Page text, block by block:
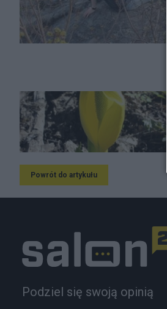
Powrót do artykułu
Podziel się swoją opinią